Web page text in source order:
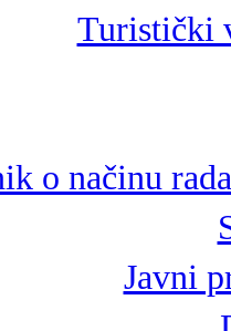
Turistički
o načinu
Javni